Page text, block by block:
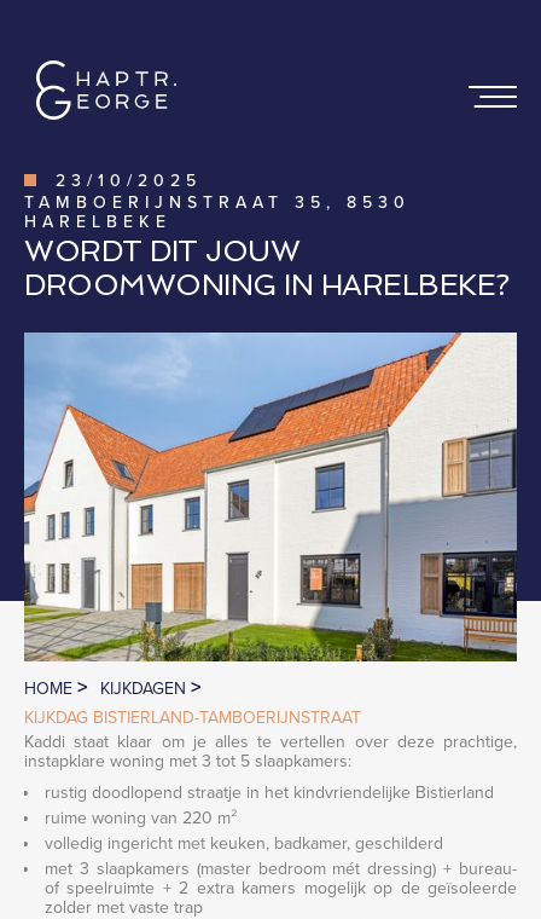
23 /10 /2025
TAMBOERIJNSTRAAT 35, 8530
HARELBEKE
WORDT DIT JOUW
DROOMWONING IN HARELBEKE?
HOME> KIJKDAGEN >
KIJKDAG BISTIERLAND-TAMBOERIJNSTRAAT
Kaddi staat klaar om je alles te vertellen over deze prachtige,
instapklare woning met 3 tot 5 slaapkamers:
rustig doodlopend straatje in het kindvriendelijke Bistierland
ruime woning van 220 m²
volledig ingericht met keuken, badkamer, geschilderd
met 3 slaapkamers (master bedroom mét dressing) + bureau-
of speelruimte + 2 extra kamers mogelijk op de geïsoleerde
zolder met vaste trap